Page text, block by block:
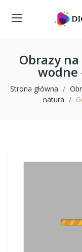
Obrazy
wodne
Strona główna
natura